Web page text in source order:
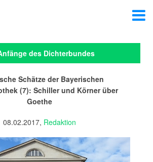
des Dichterbundes
Schätze der Bayerischen
(7): Schiller und Körner über
Goethe
08.02.2017, Redaktion